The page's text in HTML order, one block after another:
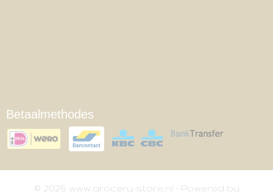
Betaalmethodes
© 2026 www.grocery-store.nl - Powered by